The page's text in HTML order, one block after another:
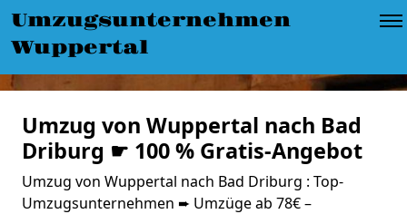
Umzugsunternehmen
Wuppertal
Umzug von Wuppertal nach Bad
Driburg ☛ 100 % Gratis-Angebot
Umzug von Wuppertal nach Bad Driburg : Top-
Umzugsunternehmen ➨ Umzüge ab 78€ –